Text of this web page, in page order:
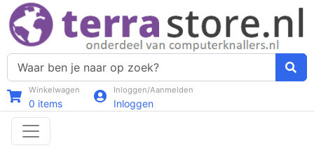
Winkelwagen
0 items
Inloggen/Aanmelden
Inloggen